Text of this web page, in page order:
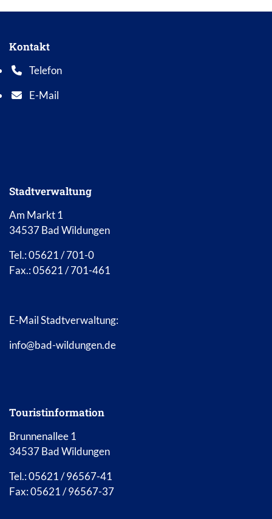
Kontakt
Telefon
Telefonnummer: 0 5 6 2 1 7 0 1 0
E-Mail
E-Mail Adresse: info@bad-wildungen.de
Stadtverwaltung
Am Markt 1
34537 Bad Wildungen
Tel.: 05621 / 701-0
Fax.: 05621 / 701-461
E-Mail Stadtverwaltung:
info@bad-wildungen.de
Touristinformation
Brunnenallee 1
34537 Bad Wildungen
Tel.: 05621 / 96567-41
Fax: 05621 / 96567-37